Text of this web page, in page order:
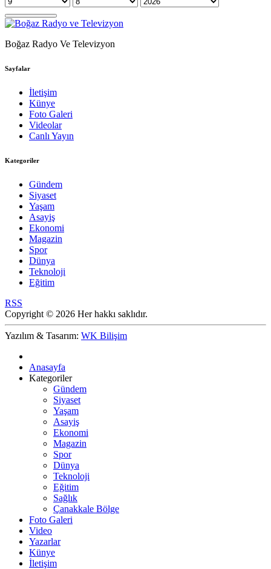
Boğaz Radyo Ve Televizyon
Sayfalar
İletişim
Künye
Foto Galeri
Videolar
Canlı Yayın
Kategoriler
Gündem
Siyaset
Yaşam
Asayiş
Ekonomi
Magazin
Spor
Dünya
Teknoloji
Eğitim
RSS
Copyright © 2026 Her hakkı saklıdır.
Yazılım & Tasarım: WK Bilişim
Anasayfa
Kategoriler
Gündem
Siyaset
Yaşam
Asayiş
Ekonomi
Magazin
Spor
Dünya
Teknoloji
Eğitim
Sağlık
Çanakkale Bölge
Foto Galeri
Video
Yazarlar
Künye
İletişim